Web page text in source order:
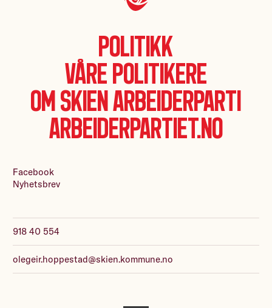
Politikk
Våre politikere
Om Skien Arbeiderparti
Arbeiderpartiet.no
918 40 554
olegeir.hoppestad@skien.kommune.no
Facebook
Nyhetsbrev